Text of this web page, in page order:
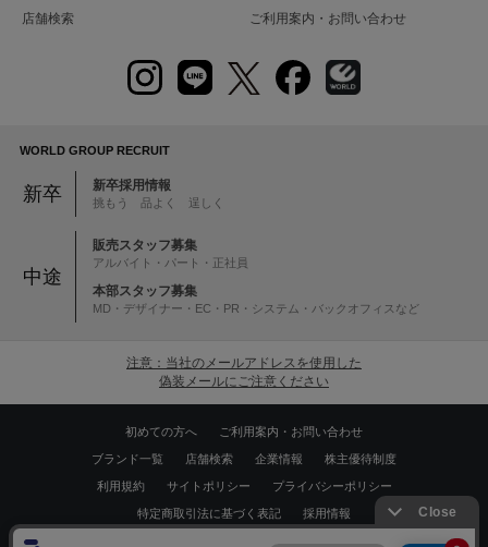
店舗検索 ご利用案内・お問い合わせ
WORLD GROUP RECRUIT
新卒 新卒採用情報
挑もう 品よく 逞しく
中途
販売スタッフ募集
アルバイト・パート・正社員
本部スタッフ募集
MD・デザイナー・EC・PR・システム・バックオフィスなど
注意：当社のメールアドレスを使用した
偽装メールにご注意ください
初めての方へ ご利用案内・お問い合わせ
ブランド一覧 店舗検索 企業情報 株主優待制度
利用規約 サイトポリシー プライバシーポリシー
特定商取引法に基づく表記 採用情報